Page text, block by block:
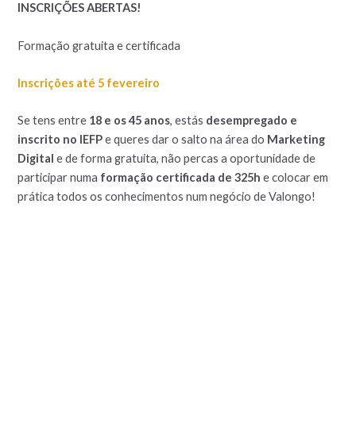
INSCRIÇÕES ABERTAS!
Formação gratuita e certificada
Inscrições até 5 fevereiro
Se tens entre 18 e os 45 anos, estás desempregado e
inscrito no IEFPe queres dar o salto na área do Marketing
Digital e de forma gratuita, não percas a oportunidade de
participar numa formação certificada de 325h e colocar em
prática todos os conhecimentos num negócio de Valongo!